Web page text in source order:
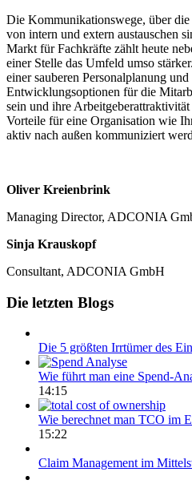
Die Kommunikationswege, über
von intern und extern austauschen
Markt für Fachkräfte zählt heute
einer Stelle das Umfeld umso
einer sauberen Personalplanung
Entwicklungsoptionen für die
sein und ihre
Vorteile für eine Organisation wie
aktiv nach außen kommuniziert
Oliver Kreienbrink
Managing Director, ADCONIA
Sinja Krauskopf
Consultant, ADCONIA GmbH
Die letzten Blogs
Die 5 größten Irrtümer des
Wie führt man eine Spend-
14:15
Wie berechnet man TCO im
15:22
Claim Management im